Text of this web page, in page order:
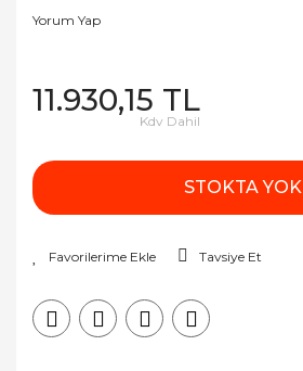
Yorum Yap
11.930,15 TL
Kdv Dahil
STOKTA YOK
Tavsiye Et